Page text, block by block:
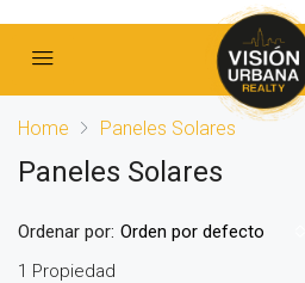
Home Paneles Solares
Paneles Solares
1 Propiedad
Ordenar por: Orden por defecto